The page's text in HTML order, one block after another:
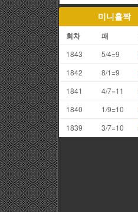
미니홀짝
회차 패
1843 5/4=9
1842
8/1=9
1841
4/7=11
1840
1/9=10
1839
3/7=10